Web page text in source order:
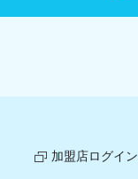
加盟店ログイン